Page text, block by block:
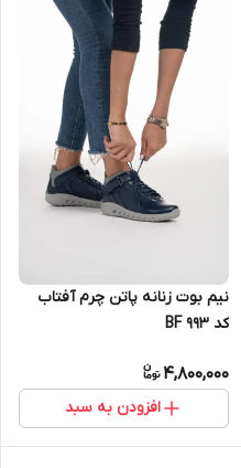
نیم بوت زنانه پاتن چرم آفتاب
کد BF 993
4,800,000
افزودن به سبد